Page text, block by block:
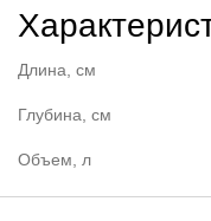
Длина, см
Глубина, см
Объем, л